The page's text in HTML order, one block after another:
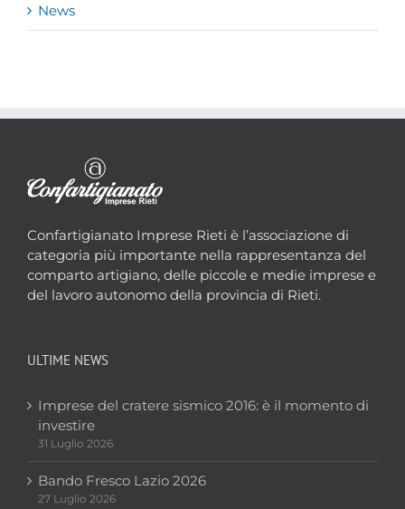
News
Confartigianato Imprese Rieti è l’associazione di
categoria più importante nella rappresentanza del
comparto artigiano, delle piccole e medie imprese e
del lavoro autonomo della provincia di Rieti.
ULTIME NEWS
Imprese del cratere sismico 2016: è il momento di
investire
31 Luglio 2026
Bando Fresco Lazio 2026
27 Luglio 2026